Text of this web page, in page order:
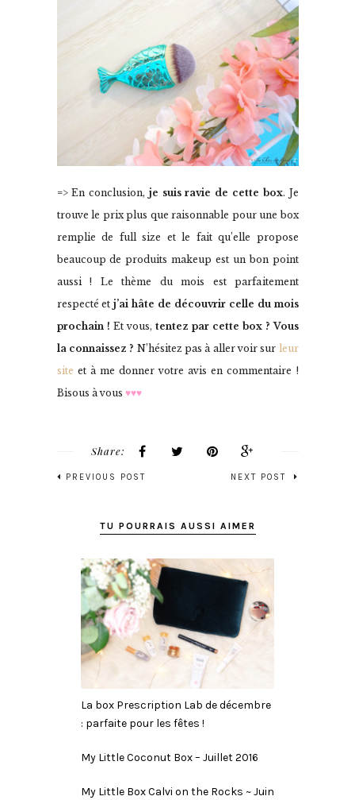
=> En conclusion, je suis ravie de cette box. Je
trouve le prix plus que raisonnable pour une box
remplie de full size et le fait qu’elle propose
beaucoup de produits makeup est un bon point
aussi ! Le thème du mois est parfaitement
respecté etj’ai hâte de découvrir celle du mois
prochain ! Et vous, tentez par cette box ? Vous
la connaissez ? N’hésitez pas à aller voir sur leur
site et à me donner votre avis en commentaire !
Bisous à vous ♥♥♥
Share:
PREVIOUS POST NEXT POST
TU POURRAIS AUSSI AIMER
La box Prescription Lab de décembre
: parfaite pour les fêtes !
My Little Coconut Box – Juillet 2016
My Little Box Calvi on the Rocks ~ Juin